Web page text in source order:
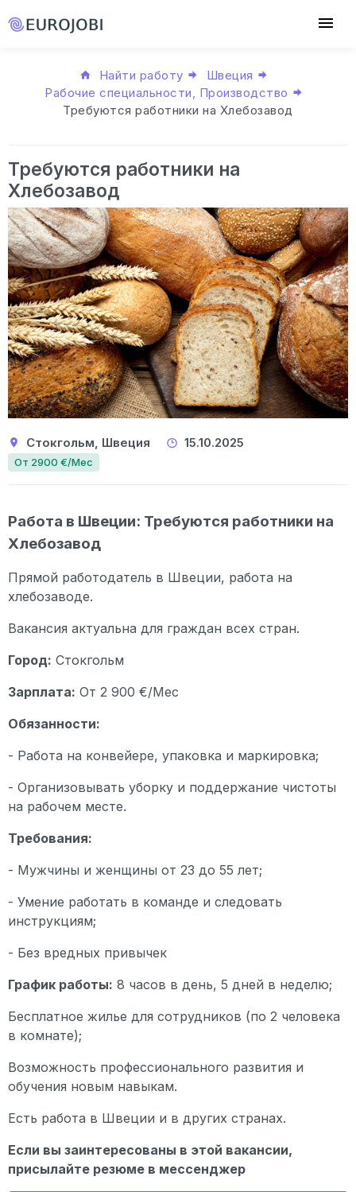
Найти работу
Швеция
Рабочие специальности, Производство
Требуются работники на Хлебозавод
Требуются работники на
Хлебозавод
Стокгольм, Швеция 15.10.2025
От 2900 €/Мес
Работа в Швеции: Требуются работники на
Хлебозавод
Прямой работодатель в Швеции, работа на
хлебозаводе.
Вакансия актуальна для граждан всех стран.
Город: Стокгольм
Зарплата: От 2 900 €/Мес
Обязанности:
- Работа на конвейере, упаковка и маркировка;
- Организовывать уборку и поддержание чистоты
на рабочем месте.
Требования:
- Мужчины и женщины от 23 до 55 лет;
- Умение работать в команде и следовать
инструкциям;
- Без вредных привычек
График работы: 8 часов в день, 5 дней в неделю;
Бесплатное жилье для сотрудников (по 2 человека
в комнате);
Возможность профессионального развития и
обучения новым навыкам.
Есть работа в Швеции и в других странах.
Если вы заинтересованы в этой вакансии,
присылайте резюме в мессенджер